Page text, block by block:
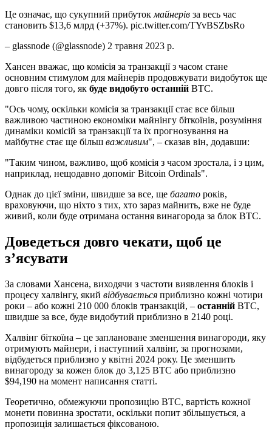
Це означає, що сукупний прибутокмайнерів за весь час
становить $13,6 млрд (+37%). pic.twitter.com/TYvBSZbsRo
– glassnode (@glassnode) 2 травня 2023 р.
Хансен вважає, що комісія за транзакції з часом стане
основним стимулом для майнерів продовжувати видобуток ще
довго після того, як буде видобуто останній BTC.
"Ось чому, оскільки комісія за транзакції стає все більш
важливою частиною економіки майнінгу біткоїнів, розуміння
динаміки комісій за транзакції та їх прогнозування на
майбутнє стає ще більш важливим", – сказав він, додавши:
"Таким чином, важливо, щоб комісія з часом зростала, і з цим,
наприклад, нещодавно допоміг Bitcoin Ordinals".
Однак до цієї зміни, швидше за все, ще багато років,
враховуючи, що ніхто з тих, хто зараз майнить, вже не буде
живий, коли буде отримана остання винагорода за блок BTC.
Доведеться довго чекати, щоб це
з’ясувати
За словами Хансена, виходячи з частоти виявлення блоків і
процесу халвінгу, який відбувається приблизно кожні чотири
роки – або кожні 210 000 блоків транзакцій, – останній BTC,
швидше за все, буде видобутий приблизно в 2140 році.
Халвінг біткоїна – це заплановане зменшення винагороди, яку
отримують майнери, і наступний халвінг, за прогнозами,
відбудеться приблизно у квітні 2024 року. Це зменшить
винагороду за кожен блок до 3,125 BTC або приблизно
$94,190 на момент написання статті.
Теоретично, обмежуючи пропозицію BTC, вартість кожної
монети повинна зростати, оскільки попит збільшується, а
пропозиція залишається фіксованою.